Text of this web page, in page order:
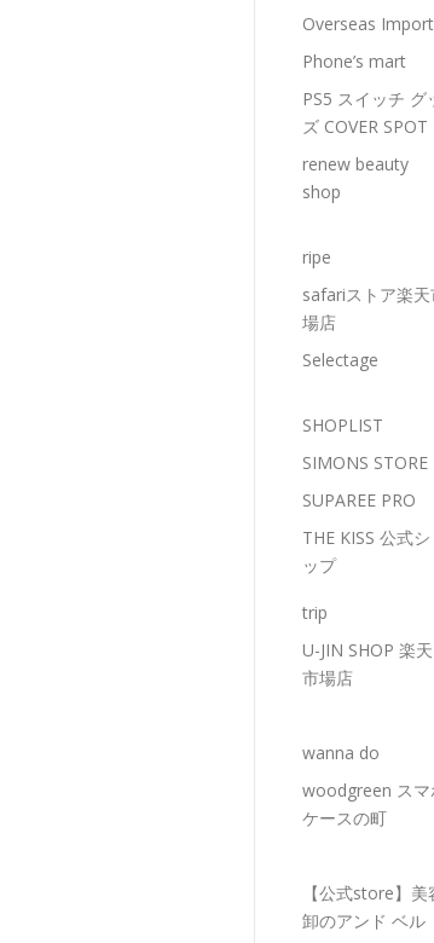
Overseas Import
Phone’s mart
PS5 スイッチ グ
ズ COVER SPOT
renew beauty
shop
ripe
safariストア楽
場店
Selectage
SHOPLIST
SIMONS STORE
SUPAREE PRO
THE KISS 公式シ
ップ
trip
U-JIN SHOP 楽天
市場店
wanna do
woodgreen スマ
ケースの町
【公式store】美
卸のアンド ベル